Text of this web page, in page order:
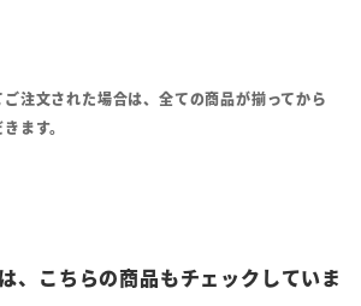
注文された場合は、全ての商品が揃ってから
ます。
、こちらの商品もチェックしていま